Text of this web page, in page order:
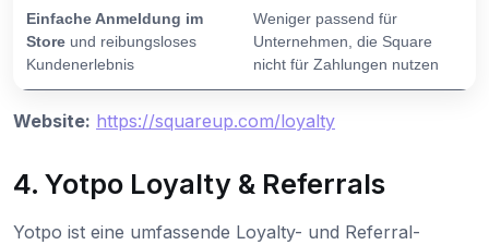
Einfache Anmeldung im
Store und reibungsloses
Kundenerlebnis
Weniger passend für
Unternehmen, die Square
nicht für Zahlungen nutzen
Website: https://squareup.com/loyalty
4. Yotpo Loyalty & Referrals
Yotpo ist eine umfassende Loyalty- und Referral-